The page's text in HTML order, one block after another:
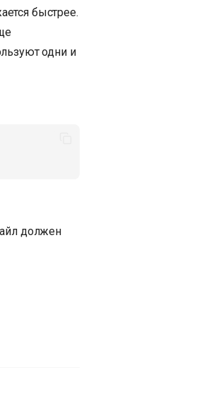
быстрее.
одни и
должен